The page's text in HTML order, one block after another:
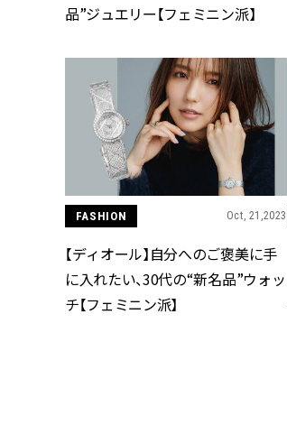
品”ジュエリー【フェミニン派】
FASHION Oct, 21,2023
【ディオール】自分へのご褒美に手
に入れたい、30代の“新名品”ウォッ
チ【フェミニン派】